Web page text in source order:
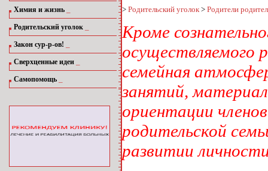
Химия и жизнь
Родительский уголок
Закон сур-р-ов!
Сверхценные идеи
Самопомощь
> Родительский уголок> Родители
Кроме
осуществляемого
семейная
занятий,
ориентации
родительской
развитии